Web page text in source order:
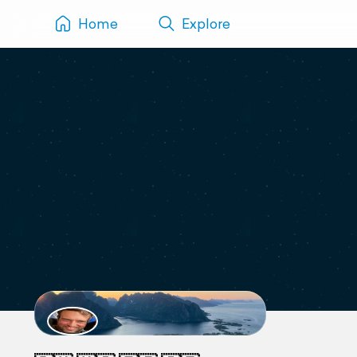
Home Explore